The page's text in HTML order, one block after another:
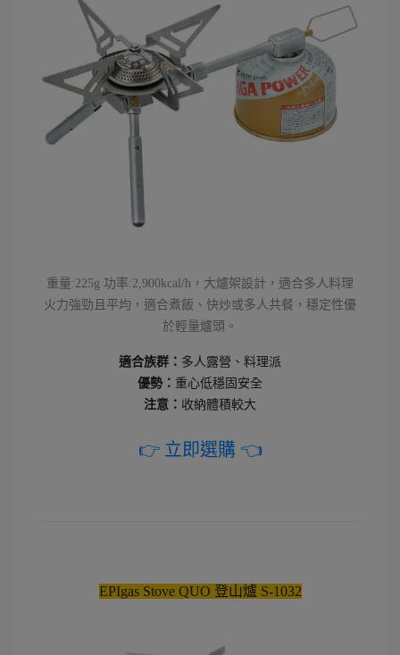
重量:225g 功率:2,900kcal/h，大爐架設計，適合多人料理
火力強勁且平均，適合煮飯、快炒或多人共餐，穩定性優
於輕量爐頭。
適合族群： 多人露營、料理派
優勢： 重心低穩固安全
注意： 收納體積較大
👉 立即選購 👈
EPIgas Stove QUO 登山爐 S-1032